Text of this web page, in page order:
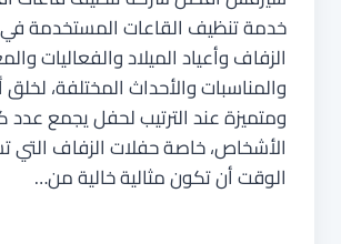
خدمة تنظيف القاعات المستخدمة
الزفاف وأعياد الميلاد والفعاليات
والمناسبات والأحداث المختلفة،
ومتميزة عند الترتيب لحفل يجمع عدد
الأشخاص، خاصة حفلات الزفاف
الوقت أن تكون مثالية خالية من…